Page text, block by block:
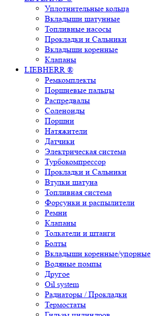
Уплотнительные кольца
Вкладыши шатунные
Топливные насосы
Прокладки и Сальники
Вкладыши коренные
Клапаны
LIEBHERR ®
Ремкомплекты
Поршневые пальцы
Распредвалы
Соленоиды
Поршни
Натяжители
Датчики
Электрическая система
Турбокомпрессор
Прокладки и Сальники
Втулки шатуна
Топливная система
Форсунки и распылители
Ремни
Клапаны
Толкатели и штанги
Болты
Вкладыши коренные/упорные
Водяные помпы
Другое
Oil system
Радиаторы / Прокладки
Термостаты